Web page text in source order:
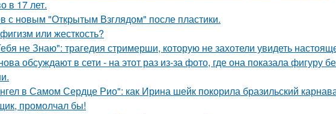
в 17 лет.
с новым "Открытым Взглядом" после пластики.
или жесткость?
не Знаю": трагедия стримерши, которую не захотели увидеть
обсуждают в сети - на этот раз из-за фото, где она показала фигуру
в Самом Сердце Рио": как Ирина шейк покорила бразильский
промолчал бы!